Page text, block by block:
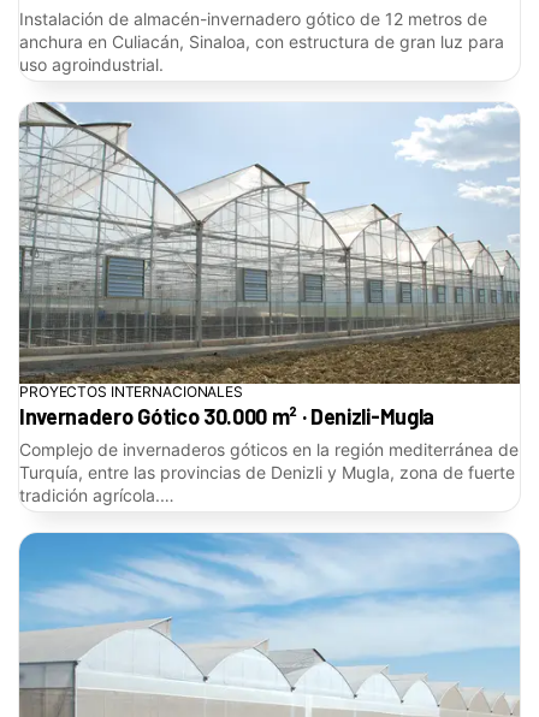
Instalación de almacén-invernadero gótico de 12 metros de
anchura en Culiacán, Sinaloa, con estructura de gran luz para
uso agroindustrial.
PROYECTOS INTERNACIONALES
Invernadero Gótico 30.000 m² · Denizli-Mugla
Complejo de invernaderos góticos en la región mediterránea de
Turquía, entre las provincias de Denizli y Mugla, zona de fuerte
tradición agrícola.…